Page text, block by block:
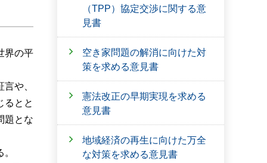
界の平
や、
るとと
題とな
（TPP）協定交渉に関する意
見書
空き家問題の解消に向けた対
策を求める意見書
憲法改正の早期実現を求める
意見書
地域経済の再生に向けた万全
な対策を求める意見書